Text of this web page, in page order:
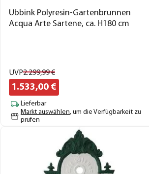
Ubbink Polyresin-Gartenbrunnen
Acqua Arte Sartene, ca. H180 cm
UVP2.299,99€
1.533,00 €
Lieferbar
Markt auswählen, um die Verfügbarkeit zu
prüfen